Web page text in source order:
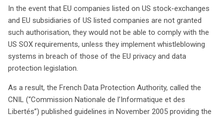
élevés de sanctions. Les systèmes doivent garantir la
confidentialité et la sécurité des signalements, avec la
possibilité d’établir des organisations spécifiques au sein
ou en dehors des entreprises. La gestion des données
doit se faire en respectant le droit à l’information, mais
aussi en équilibrant les droits des personnes
utilisateurs des systèmes tout en protégeant l’identité
des lanceurs d’alerte. En conséquence, un cadre légal
précis est désormais en place pour aider les entreprises
In the event that EU companies listed on US stock-exchanges
and EU subsidiaries of US listed companies are not granted
such authorisation, they would not be able to comply with the
US SOX requirements, unless they implement whistleblowing
systems in breach of those of the EU privacy and data
protection legislation.
As a result, the French Data Protection Authority, called the
CNIL (“Commission Nationale de l’Informatique et des
Libertés”) published guidelines in November 2005 providing the